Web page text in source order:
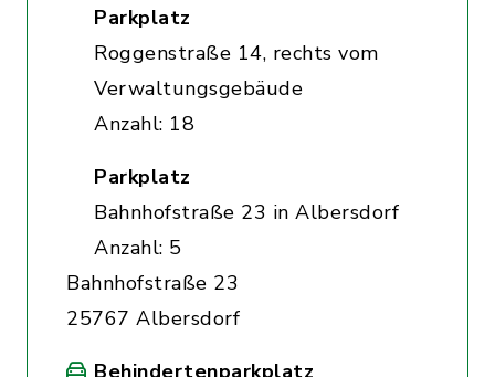
Parkplatz
Roggenstraße 14, rechts vom
Verwaltungsgebäude
Anzahl: 18
Parkplatz
Bahnhofstraße 23 in Albersdorf
Anzahl: 5
Bahnhofstraße 23
25767 Albersdorf
Behindertenparkplatz